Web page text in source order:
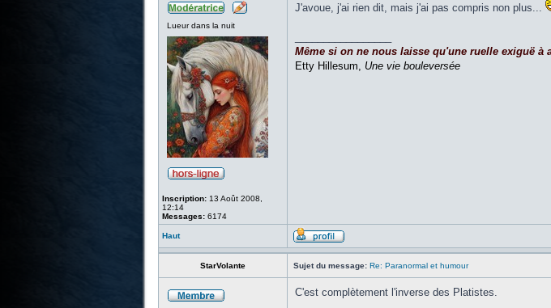
Lueur dans la nuit
Inscription:13 Août 2008,
12:14
Messages:6174
J'avoue, j'ai rien dit, mais j'ai pas compris non plus...
Même si on ne nous laisse qu'une ruelle exiguë
Etty Hillesum, Une vie bouleversée
Haut
StarVolante Sujet du message: Re: Paranormal et humour
C'est complètement l'inverse des Platistes.